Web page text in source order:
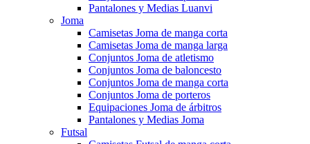
Pantalones y Medias Luanvi
Joma
Camisetas Joma de manga corta
Camisetas Joma de manga larga
Conjuntos Joma de atletismo
Conjuntos Joma de baloncesto
Conjuntos Joma de manga corta
Conjuntos Joma de porteros
Equipaciones Joma de árbitros
Pantalones y Medias Joma
Futsal